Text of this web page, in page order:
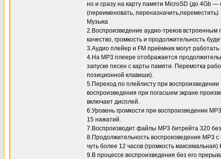
но и сразу на карту памяти MicroSD (до 4Gb
(переименовать, переназначить,переместить)
Музыка
2.Воспроизведение аудио-треков встроенным
качество, громкость и продолжительность
3.Аудио плейер и FM приёмник могут
4.На МР3 плеере отображается
запуске песен с карты памяти. Перемотка
позиционной клавиши).
5.Переход по плейлисту при
воспроизведения при погасшем экране
включает дисплей.
6.Уровень громкости при воспроизведении
15 нажатий.
7.Воспроизводит файлы MP3 битрейта 320
8.Продолжительность воспроизведения MP3
чуть более 12 часов (громкость
9.В процессе воспроизведения без его